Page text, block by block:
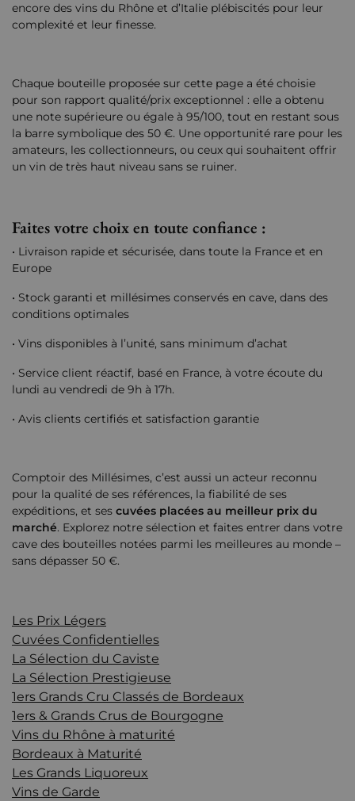
encore des vins du Rhône et d’Italie plébiscités pour leur
complexité et leur finesse.
Chaque bouteille proposée sur cette page a été choisie
pour son rapport qualité/prix exceptionnel : elle a obtenu
une note supérieure ou égale à 95/100, tout en restant sous
la barre symbolique des 50 €. Une opportunité rare pour les
amateurs, les collectionneurs, ou ceux qui souhaitent offrir
un vin de très haut niveau sans se ruiner.
Faites votre choix en toute confiance :
• Livraison rapide et sécurisée, dans toute la France et en
Europe
• Stock garanti et millésimes conservés en cave, dans des
conditions optimales
• Vins disponibles à l’unité, sans minimum d’achat
• Service client réactif, basé en France, à votre écoute du
lundi au vendredi de 9h à 17h.
• Avis clients certifiés et satisfaction garantie
Comptoir des Millésimes, c’est aussi un acteur reconnu
pour la qualité de ses références, la fiabilité de ses
expéditions, et ses cuvées placées au meilleur prix du
marché. Explorez notre sélection et faites entrer dans votre
cave des bouteilles notées parmi les meilleures au monde –
sans dépasser 50 €.
Les Prix Légers
Cuvées Confidentielles
La Sélection du Caviste
La Sélection Prestigieuse
1ers Grands Cru Classés de Bordeaux
1ers & Grands Crus de Bourgogne
Vins du Rhône à maturité
Bordeaux à Maturité
Les Grands Liquoreux
Vins de Garde